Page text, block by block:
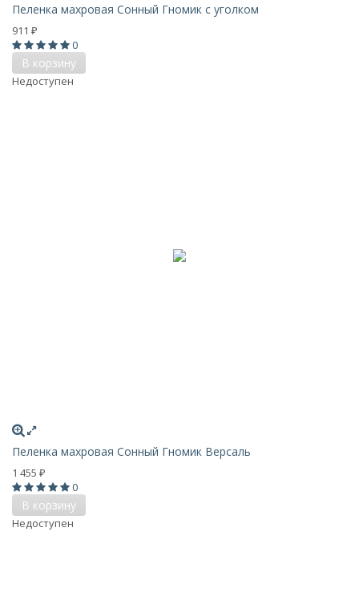
Пеленка махровая Сонный Гномик с уголком
911 ₽
0
В корзину
Недоступен
Пеленка махровая Сонный Гномик Версаль
1 455 ₽
0
В корзину
Недоступен